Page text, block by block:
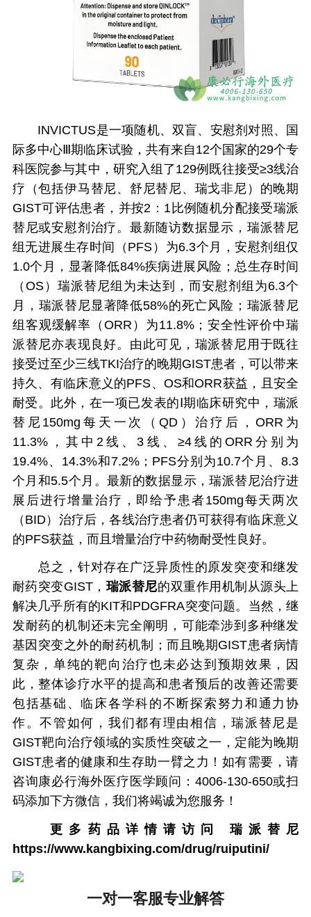
INVICTUS是一项随机、双盲、安慰剂对照、国
际多中心Ⅲ期临床试验，共有来自12个国家的29个专
科医院参与其中，研究入组了129例既往接受≥3线治
疗（包括伊马替尼、舒尼替尼、瑞戈非尼）的晚期
GIST可评估患者，并按2：1比例随机分配接受瑞派
替尼或安慰剂治疗。最新随访数据显示，瑞派替尼
组无进展生存时间（PFS）为6.3个月，安慰剂组仅
1.0个月，显著降低84%疾病进展风险；总生存时间
（OS）瑞派替尼组为未达到，而安慰剂组为6.3个
月，瑞派替尼显著降低58%的死亡风险；瑞派替尼
组客观缓解率（ORR）为11.8%；安全性评价中瑞
派替尼亦表现良好。由此可见，瑞派替尼用于既往
接受过至少三线TKI治疗的晚期GIST患者，可以带来
持久、有临床意义的PFS、OS和ORR获益，且安全
耐受。此外，在一项已发表的Ⅰ期临床研究中，瑞派
替尼150mg每天一次（QD）治疗后，ORR为
11.3%，其中2线、3线、≥4线的ORR分别为
19.4%、14.3%和7.2%；PFS分别为10.7个月、8.3
个月和5.5个月。最新的数据显示，瑞派替尼治疗进
展后进行增量治疗，即给予患者150mg每天两次
（BID）治疗后，各线治疗患者仍可获得有临床意义
的PFS获益，而且增量治疗中药物耐受性良好。
总之，针对存在广泛异质性的原发突变和继发
耐药突变GIST， 瑞派替尼的双重作用机制从源头上
解决几乎所有的KIT和PDGFRA突变问题。当然，继
发耐药的机制还未完全阐明，可能牵涉到多种继发
基因突变之外的耐药机制；而且晚期GIST患者病情
复杂，单纯的靶向治疗也未必达到预期效果，因
此，整体诊疗水平的提高和患者预后的改善还需要
包括基础、临床各学科的不断探索努力和通力协
作。不管如何，我们都有理由相信，瑞派替尼是
GIST靶向治疗领域的实质性突破之一，定能为晚期
GIST患者的健康和生存助一臂之力！如有需要，请
咨询康必行海外医疗医学顾问：4006-130-650或扫
码添加下方微信，我们将竭诚为您服务！
更多药品详情请访问 瑞派替尼
https://www.kangbixing.com/drug/ruiputini/
一对一客服专业解答